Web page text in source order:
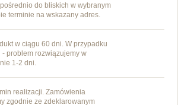
do bliskich w wybranym
terminie na wskazany adres.
w ciągu 60 dni. W przypadku
- problem rozwiązujemy w
1-2 dni.
realizacji. Zamówienia
zgodnie ze zdeklarowanym